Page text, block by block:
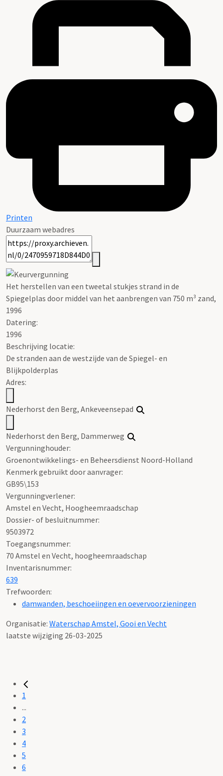
Printen
Duurzaam webadres
Het herstellen van een tweetal stukjes strand in de
Spiegelplas door middel van het aanbrengen van 750 m³ zand,
1996
Datering:
1996
Beschrijving locatie:
De stranden aan de westzijde van de Spiegel- en
Blijkpolderplas
Adres:
Nederhorst den Berg, Ankeveensepad
Nederhorst den Berg, Dammerweg
Vergunninghouder:
Groenontwikkelings- en Beheersdienst Noord-Holland
Kenmerk gebruikt door aanvrager:
GB95\153
Vergunningverlener:
Amstel en Vecht, Hoogheemraadschap
Dossier- of besluitnummer:
9503972
Toegangsnummer:
70 Amstel en Vecht, hoogheemraadschap
Inventarisnummer:
639
Trefwoorden:
damwanden, beschoeiingen en oevervoorzieningen
Organisatie: Waterschap Amstel, Gooi en Vecht
laatste wijziging 26-03-2025
1
...
2
3
4
5
6